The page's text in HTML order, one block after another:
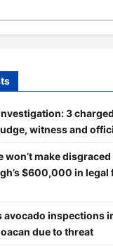
3
witness and
won’t make
$600,000 in legal
avocado inspections
due to threat